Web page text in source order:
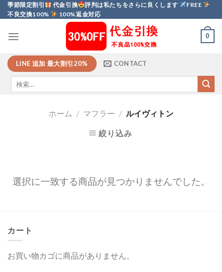
Skip
to
季節限定割引 代金引換 評判は私たちをさらに良くします
FREE
不良交換100%
100%返金対応
0
LINE 追加 最大割引20% CONTACT
ホーム / マフラー / ルイヴィトン
絞り込み
選択に一致する商品が見つかりませんでした。
カート
お買い物カゴに商品がありません。